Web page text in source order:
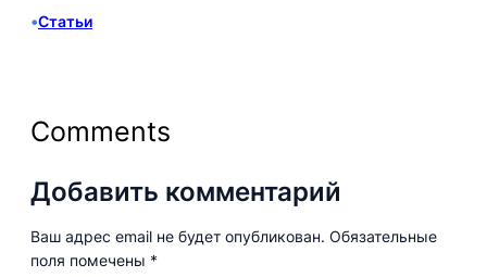
•Статьи
Comments
Добавить комментарий
Ваш адрес email не будет опубликован. Обязательные
поля помечены *